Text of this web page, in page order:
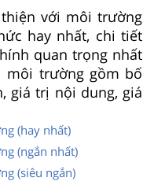
với môi trường
hay nhất, chi tiết
quan trọng nhất
môi trường gồm bố
giá trị nội dung, giá
(hay nhất)
(ngắn nhất)
(siêu ngắn)